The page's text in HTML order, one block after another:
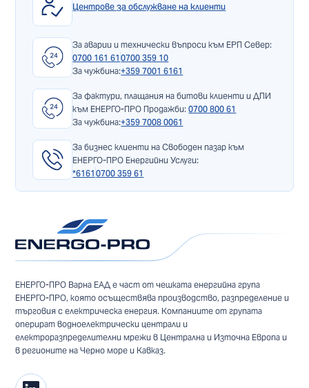
Центрове за обслужване на клиенти
За аварии и технически въпроси към ЕРП Север:
0700 161 61 0700 359 10
За чужбина:+359 7001 6161
За фактури, плащания на битови клиенти и ДПИ
към ЕНЕРГО-ПРО Продажби:0700 800 61
За чужбина:+359 7008 0061
За бизнес клиенти на Свободен пазар към
ЕНЕРГО-ПРО Енергийни Услуги:
*6161 0700 359 61
ЕНЕРГО-ПРО Варна ЕАД е част от чешката енергийна група
ЕНЕРГО-ПРО, която осъществява производство, разпределение и
търговия с електрическа енергия. Компаниите от групата
оперират водноелектрически централи и
електроразпределителни мрежи в Централна и Източна Европа и
в регионите на Черно море и Кавказ.